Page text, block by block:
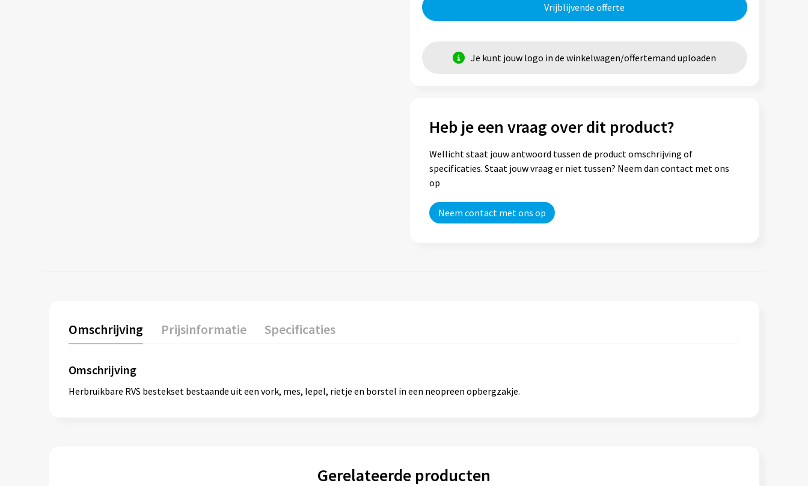
Vrijblijvende offerte
Je kunt jouw logo in de winkelwagen/offertemand uploaden
Heb je een vraag over dit product?
Wellicht staat jouw antwoord tussen de product omschrijving of
specificaties. Staat jouw vraag er niet tussen? Neem dan contact met ons
op
Neem contact met ons op
Omschrijving Prijsinformatie Specificaties
Omschrijving
Herbruikbare RVS bestekset bestaande uit een vork, mes, lepel, rietje en borstel in een neopreen opbergzakje.
Gerelateerde producten